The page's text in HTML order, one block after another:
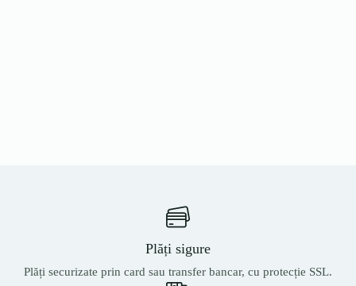
Plăți sigure
Plăți securizate prin card sau transfer bancar, cu protecție SSL.